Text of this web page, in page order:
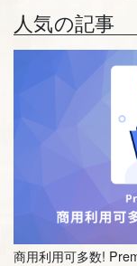
人気の記事
商用利用可多数!